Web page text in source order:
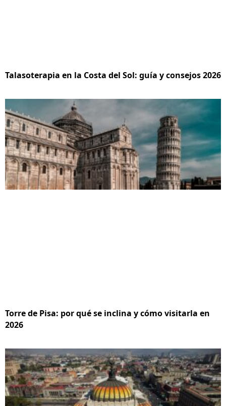
Talasoterapia en la Costa del Sol: guía y consejos 2026
Torre de Pisa: por qué se inclina y cómo visitarla en
2026